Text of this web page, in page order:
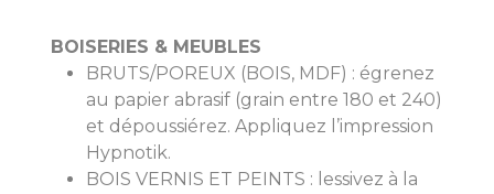
BOISERIES & MEUBLES
BRUTS/POREUX (BOIS, MDF) : égrenez
au papier abrasif (grain entre 180 et 240)
et dépoussiérez. Appliquez l’impression
Hypnotik.
BOIS VERNIS ET PEINTS : lessivez à la